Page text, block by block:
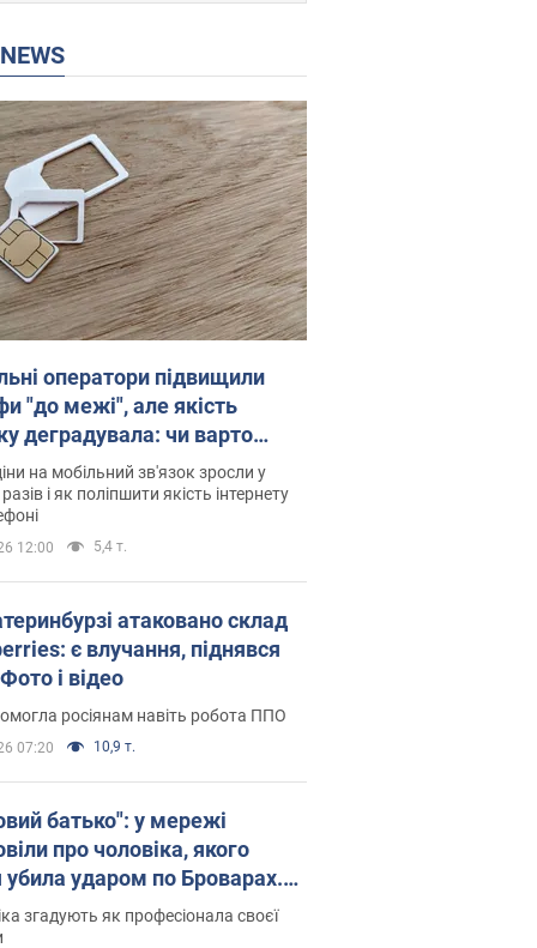
NEWS
оператори підвищили
"до межі", але якість
деградувала: чи варто
на ціни
на мобільний зв'язок зросли у
і як поліпшити якість інтернету
12:00 5,4 т.
атаковано склад
є влучання, піднявся
і відео
росіянам навіть робота ППО
07:20 10,9 т.
батько": у мережі
про чоловіка, якого
убила ударом по Броварах.
згадують як професіонала своєї